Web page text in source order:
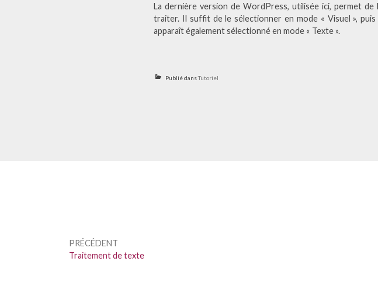
La dernière version de WordPress, utilisée ici, permet
traiter. Il suffit de le sélectionner en mode « Visuel »,
apparaît également sélectionné en mode « Texte ».
Publié dansTutoriel
l’article
PRÉCÉDENT
Précédent :
Traitement de texte